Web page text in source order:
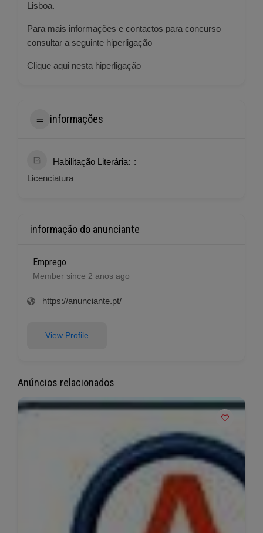
Lisboa.
Para mais informações e contactos para concurso
consultar a seguinte hiperligação
Clique aqui nesta hiperligação
informações
Habilitação Literária:
Licenciatura
informação do anunciante
Emprego
Member since 2 anos ago
https://anunciante.pt/
View Profile
Anúncios relacionados